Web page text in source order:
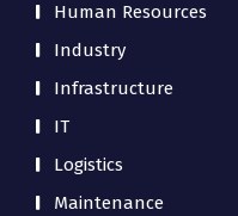
Human Resources
Industry
Infrastructure
IT
Logistics
Maintenance